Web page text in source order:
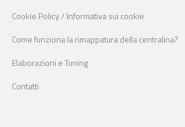
Cookie Policy / Informativa sui cookie
Come funziona la rimappatura della centralina?
Elaborazioni e Tuning
Contatti